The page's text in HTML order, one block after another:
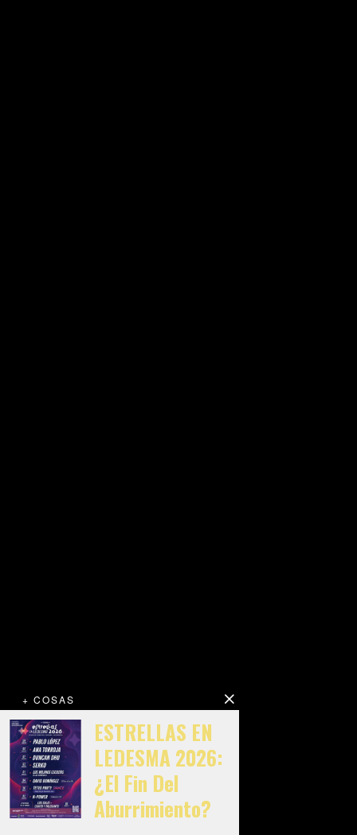
+ COSAS
ESTRELLAS EN
LEDESMA 2026:
¿El Fin Del
Aburrimiento?